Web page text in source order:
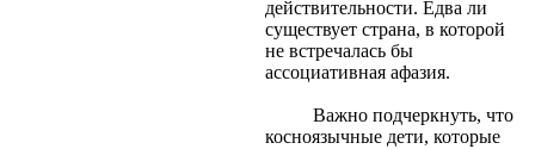
действительности. Едва ли
существует страна, в которой
не встречалась бы
ассоциативная афазия.
Важно подчеркнуть, что
косноязычные дети, которые